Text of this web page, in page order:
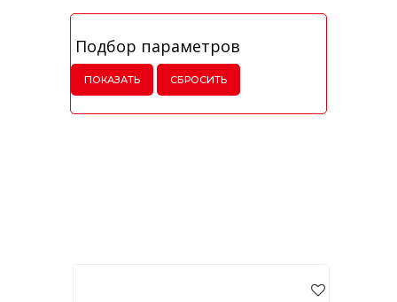
Подбор параметров